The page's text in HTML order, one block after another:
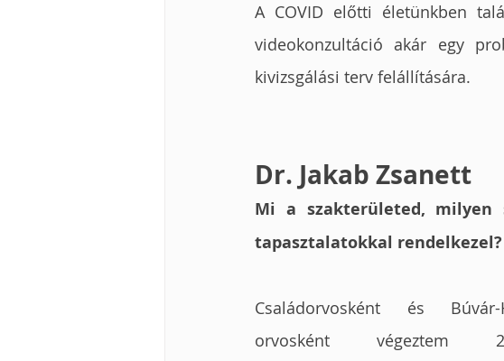
A COVID előtti életünkben
videokonzultáció akár egy
kivizsgálási terv felállítására.
Dr. Jakab Zsanett
Mi a szakterületed, milyen
tapasztalatokkal rendelkezel?
Családorvosként és Búvár-
orvosként végeztem